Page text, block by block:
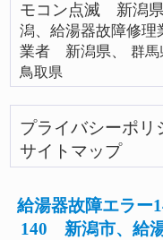
モコン点滅 新潟県
潟、給湯器故障修
業者 新潟県、
群馬
鳥取県
プライバシーポリ
サイトマップ
給湯器故障エラ
140 新潟市、給